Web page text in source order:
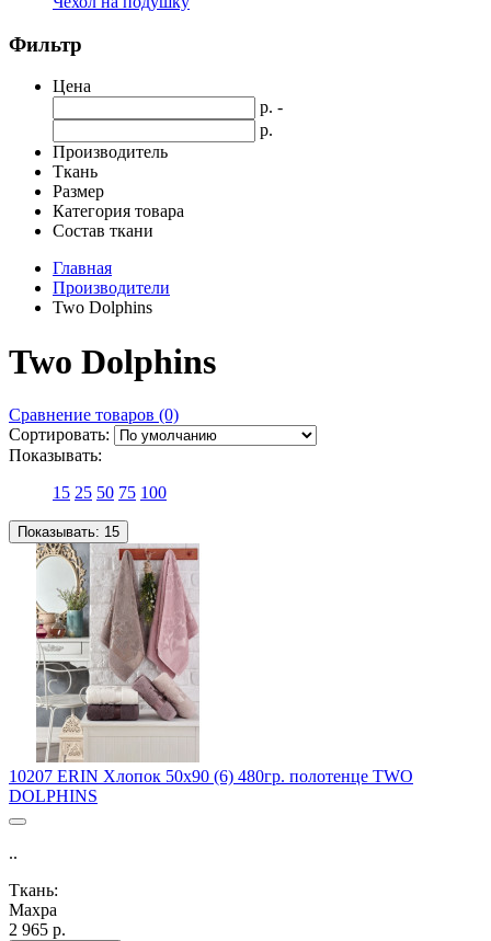
Фильтр
Цена
р. -
р.
Производитель
Ткань
Размер
Категория товара
Состав ткани
Главная
Производители
Two Dolphins
Two Dolphins
Сравнение товаров (0)
Сортировать:
Показывать:
15 25 50 75 100
Показывать: 15
10207 ERIN Хлопок 50х90 (6) 480гр. полотенце TWO
DOLPHINS
..
Ткань:
Махра
2 965 р.